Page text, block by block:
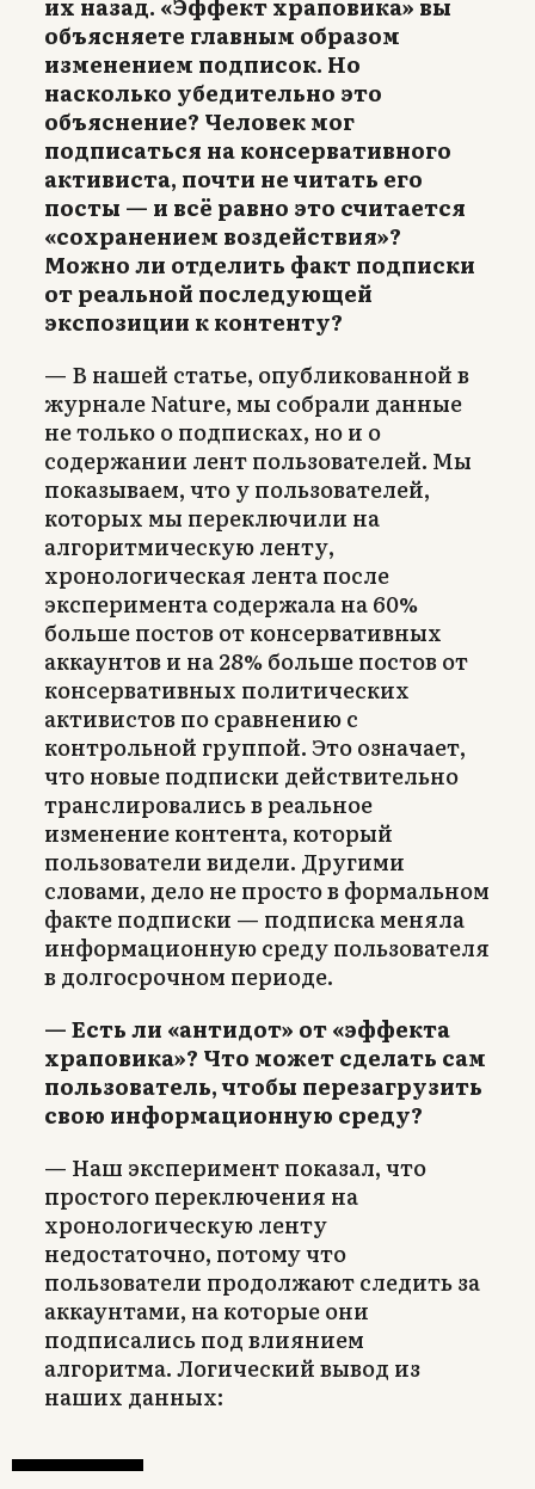
их назад. «Эффект храповика» вы
объясняете главным образом
изменением подписок. Но
насколько убедительно это
объяснение? Человек мог
подписаться на консервативного
активиста, почти не читать его
посты — и всё равно это считается
«сохранением воздействия»?
Можно ли отделить факт подписки
от реальной последующей
экспозиции к контенту?
— В нашей статье, опубликованной в
журнале Nature, мы собрали данные
не только о подписках, но и о
содержании лент пользователей. Мы
показываем, что у пользователей,
которых мы переключили на
алгоритмическую ленту,
хронологическая лента после
эксперимента содержала на 60%
больше постов от консервативных
аккаунтов и на 28% больше постов от
консервативных политических
активистов по сравнению с
контрольной группой. Это означает,
что новые подписки действительно
транслировались в реальное
изменение контента, который
пользователи видели. Другими
словами, дело не просто в формальном
факте подписки — подписка меняла
информационную среду пользователя
в долгосрочном периоде.
— Есть ли «антидот» от «эффекта
храповика»? Что может сделать сам
пользователь, чтобы перезагрузить
свою информационную среду?
— Наш эксперимент показал, что
простого переключения на
хронологическую ленту
недостаточно, потому что
пользователи продолжают следить за
аккаунтами, на которые они
подписались под влиянием
алгоритма. Логический вывод из
наших данных: